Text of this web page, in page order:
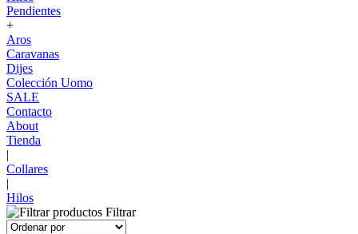
Pendientes
+
Aros
Caravanas
Dijes
Colección Uomo
SALE
Contacto
About
Tienda
|
Collares
|
Hilos
Filtrar